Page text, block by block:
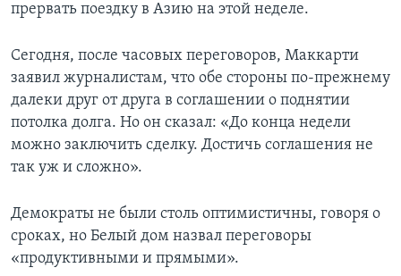
прервать поездку в Азию на этой неделе.
Сегодня, после часовых переговоров, Маккарти
заявил журналистам, что обе стороны по-прежнему
далеки друг от друга в соглашении о поднятии
потолка долга. Но он сказал: «До конца недели
можно заключить сделку. Достичь соглашения не
так уж и сложно».
Демократы не были столь оптимистичны, говоря о
сроках, но Белый дом назвал переговоры
«продуктивными и прямыми».